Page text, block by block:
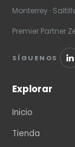
Monterrey ·
Premier Partner
SÍGUENOS
Explorar
Inicio
Tienda